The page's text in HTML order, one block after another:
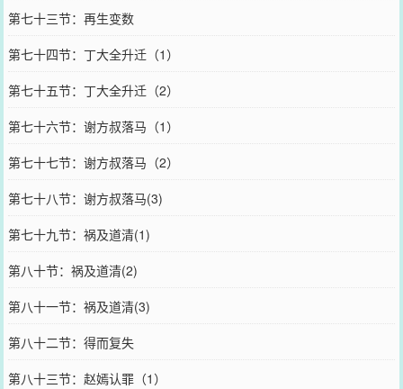
第七十三节：再生变数
第七十四节：丁大全升迁（1）
第七十五节：丁大全升迁（2）
第七十六节：谢方叔落马（1）
第七十七节：谢方叔落马（2）
第七十八节：谢方叔落马(3)
第七十九节：祸及道清(1)
第八十节：祸及道清(2)
第八十一节：祸及道清(3)
第八十二节：得而复失
第八十三节：赵嫣认罪（1）